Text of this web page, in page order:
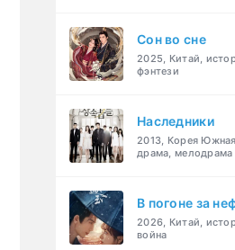
Cон во сне
2025, Китай,
фэнтези
Наследники
2013, Корея
драма, мелодрама
В погоне за
2026, Китай,
война